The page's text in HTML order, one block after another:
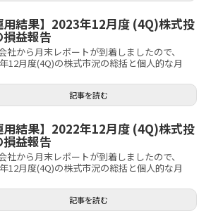
用結果】2023年12月度 (4Q)株式投
益報告
社から月末レポートが到着しましたので、
12月度(4Q)の株式市況の総括と個人的な月
記事を読む
用結果】2022年12月度 (4Q)株式投
益報告
社から月末レポートが到着しましたので、
12月度(4Q)の株式市況の総括と個人的な月
記事を読む